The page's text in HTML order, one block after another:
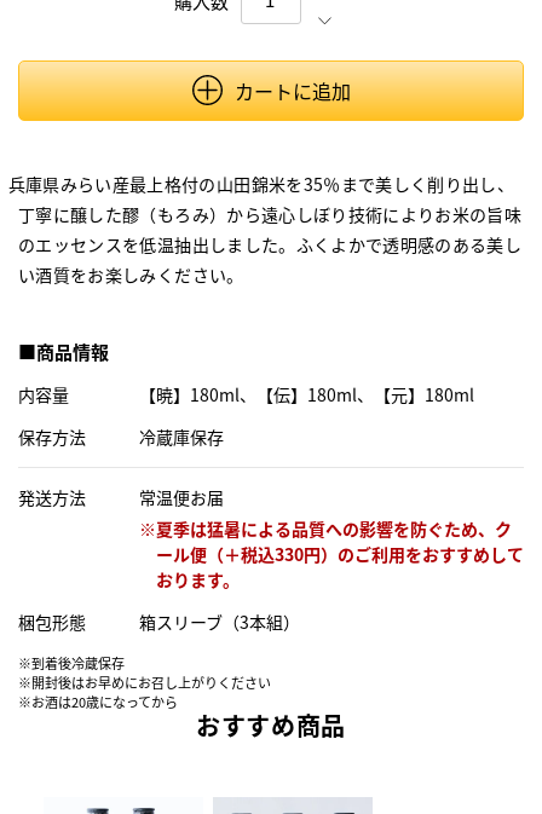
カートに追加
兵庫県みらい産最上格付の山田錦米を35％まで美しく削り出し、
丁寧に醸した醪（もろみ）から遠心しぼり技術によりお米の旨味
のエッセンスを低温抽出しました。ふくよかで透明感のある美し
い酒質をお楽しみください。
■商品情報
内容量
【暁】180ml、【伝】180ml、【元】180ml
保存方法
冷蔵庫保存
発送方法 常温便お届
梱包形態 箱スリーブ（3本組）
※到着後冷蔵保存
※開封後はお早めにお召し上がりください
※お酒は20歳になってから
おすすめ商品